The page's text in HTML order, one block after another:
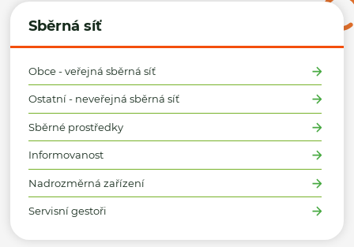
Sběrná síť
Obce - veřejná sběrná síť
Ostatní - neveřejná sběrná síť
Sběrné prostředky
Informovanost
Nadrozměrná zařízení
Servisní gestoři